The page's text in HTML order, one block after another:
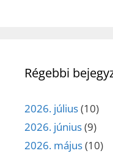
Régebbi
2026. július(10)
2026. június(9)
2026. május(10)